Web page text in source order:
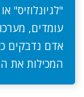
"לגיונלוזיס"
עומדים,
אדם נדבקים
המכילות את